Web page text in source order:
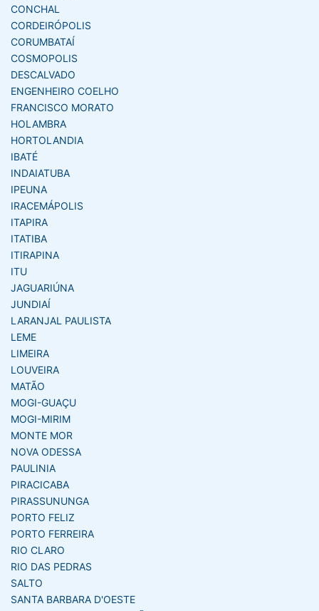
CONCHAL
CORDEIRÓPOLIS
CORUMBATAÍ
COSMOPOLIS
DESCALVADO
ENGENHEIRO COELHO
FRANCISCO MORATO
HOLAMBRA
HORTOLANDIA
IBATÉ
INDAIATUBA
IPEUNA
IRACEMÁPOLIS
ITAPIRA
ITATIBA
ITIRAPINA
ITU
JAGUARIÚNA
JUNDIAÍ
LARANJAL PAULISTA
LEME
LIMEIRA
LOUVEIRA
MATÃO
MOGI-GUAÇU
MOGI-MIRIM
MONTE MOR
NOVA ODESSA
PAULINIA
PIRACICABA
PIRASSUNUNGA
PORTO FELIZ
PORTO FERREIRA
RIO CLARO
RIO DAS PEDRAS
SALTO
SANTA BARBARA D'OESTE